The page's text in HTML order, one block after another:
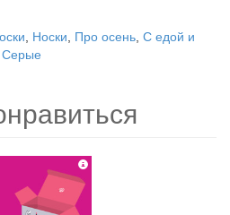
Носки Про осень С едой и
Серые